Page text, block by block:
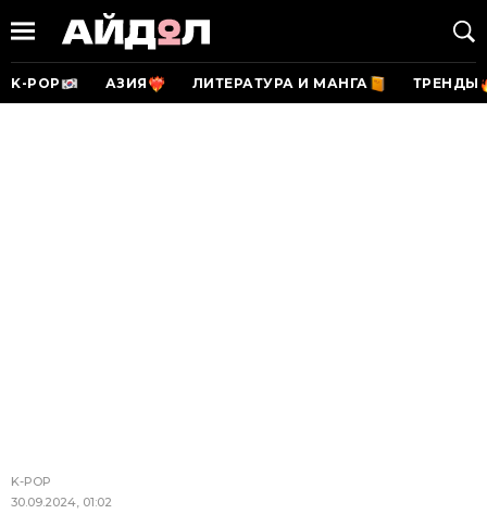
K-POP АЗИЯ ЛИТЕРАТУРА И МАНГА ТРЕНДЫ
K-POP
30.09.2024, 01:02